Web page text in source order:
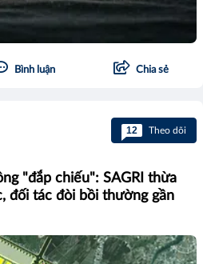
Bình luận Chia sẻ
12 Theo dõi
"đắp chiếu": SAGRI thừa
đối tác đòi bồi thường gần